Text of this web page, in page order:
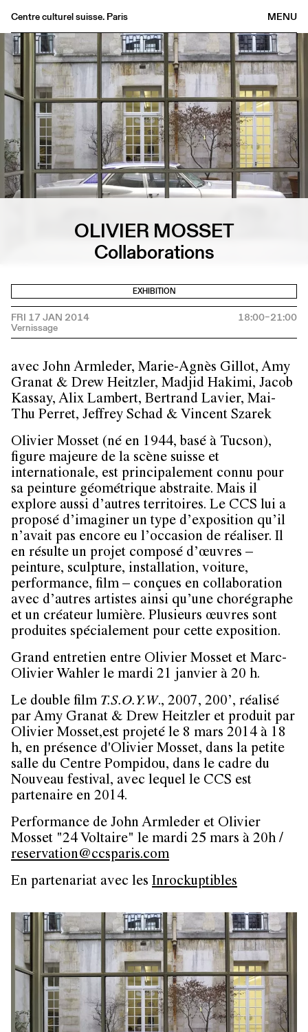
MENU
Centre culturel suisse. Paris
Agenda
Bookshop
Buvette
Archives
Medias
Publications
About
FR/EN
OLIVIER MOSSET
Collaborations
EXHIBITION
FRI 17 JAN 2014 18:00–21:00
avec John Armleder, Marie-Agnès Gillot, Amy
Granat & Drew Heitzler, Madjid Hakimi, Jacob
Kassay, Alix Lambert, Bertrand Lavier, Mai-
Thu Perret, Jeffrey Schad & Vincent Szarek
Olivier Mosset (né en 1944, basé à Tucson),
figure majeure de la scène suisse et
internationale, est principalement connu pour
sa peinture géométrique abstraite. Mais il
explore aussi d’autres territoires. Le CCS lui a
proposé d’imaginer un type d’exposition qu’il
n’avait pas encore eu l’occasion de réaliser. Il
en résulte un projet composé d’œuvres –
peinture, sculpture, installation, voiture,
performance, film – conçues en collaboration
avec d’autres artistes ainsi qu’une chorégraphe
et un créateur lumière. Plusieurs œuvres sont
produites spécialement pour cette exposition.
Grand entretien entre Olivier Mosset et Marc-
Olivier Wahler le mardi 21 janvier à 20 h.
Le double film T.S.O.Y.W., 2007, 200’, réalisé
par Amy Granat & Drew Heitzler et produit par
Olivier Mosset,est projeté le 8 mars 2014 à 18
h, en présence d'Olivier Mosset, dans la petite
salle du Centre Pompidou, dans le cadre du
Nouveau festival, avec lequel le CCS est
partenaire en 2014.
Performance de John Armleder et Olivier
Mosset "24 Voltaire" le mardi 25 mars à 20h /
reservation@ccsparis.com
En partenariat avec les Inrockuptibles